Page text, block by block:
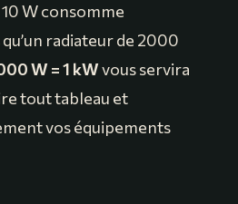
W consomme
radiateur de 2000
W = 1 kWvous servira
tout tableau et
vos équipements